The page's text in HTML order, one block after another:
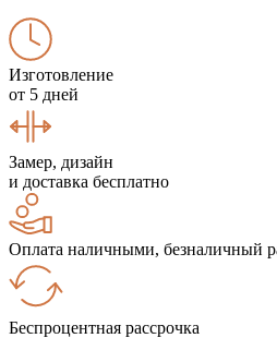
Изготовление
от 5 дней
Замер, дизайн
и доставка бесплатно
Оплата наличными, безналичный
Беспроцентная рассрочка